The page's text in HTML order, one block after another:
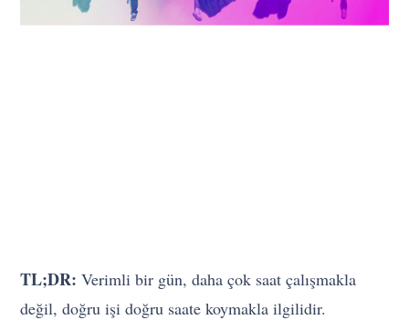
TL;DR: Verimli bir gün, daha çok saat çalışmakla
değil, doğru işi doğru saate koymakla ilgilidir.